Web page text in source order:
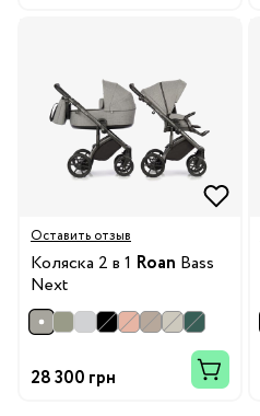
Оставить отзыв
Коляска 2 в 1 Roan Bass
Next
28 300 грн